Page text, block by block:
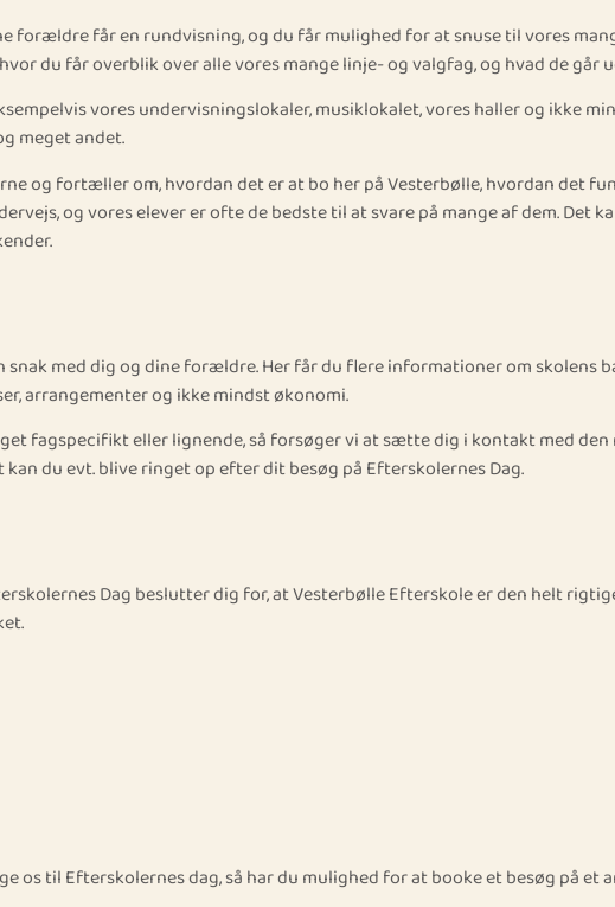
forældre får en rundvisning, og du får mulighed for at snuse til vores
du får overblik over alle vores mange linje- og valgfag, og hvad de går
vores undervisningslokaler, musiklokalet, vores haller og ikke
meget andet.
og fortæller om, hvordan det er at bo her på Vesterbølle, hvordan det
og vores elever er ofte de bedste til at svare på mange af dem. Det
med dig og dine forældre. Her får du flere informationer om skolens
arrangementer og ikke mindst økonomi.
fagspecifikt eller lignende, så forsøger vi at sætte dig i kontakt med
du evt. blive ringet op efter dit besøg på Efterskolernes Dag.
Dag beslutter dig for, at Vesterbølle Efterskole er den helt
os til Efterskolernes dag, så har du mulighed for at booke et besøg på et